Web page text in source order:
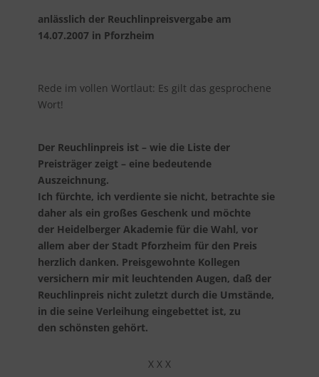
anlässlich der Reuchlinpreisvergabe am
14.07.2007 in Pforzheim
Rede im vollen Wortlaut: Es gilt das gesprochene
Wort!
Der Reuchlinpreis ist – wie die Liste der
Preisträger zeigt – eine bedeutende
Auszeichnung.
Ich fürchte, ich verdiente sie nicht, betrachte sie
daher als ein großes Geschenk und möchte
der Heidelberger Akademie für die Wahl, vor
allem aber der Stadt Pforzheim für den Preis
herzlich danken. Preisgewohnte Kollegen
versichern mir mit leuchtenden Augen, daß der
Reuchlinpreis nicht zuletzt durch die Umstände,
in die seine Verleihung eingebettet ist, zu
den schönsten gehört.
X X X